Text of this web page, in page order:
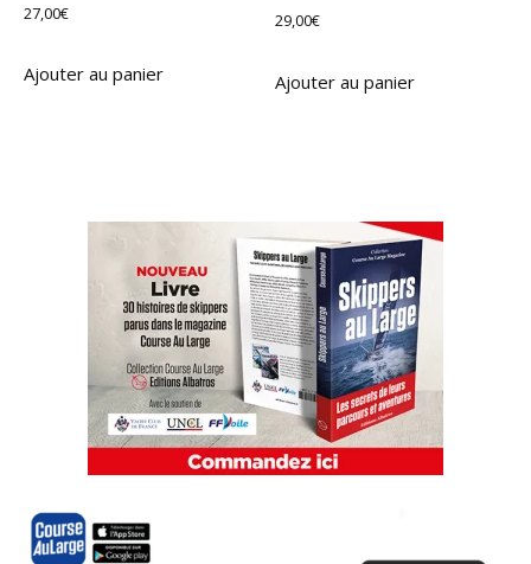
27,00€
Ajouter au panier
29,00€
Ajouter au panier